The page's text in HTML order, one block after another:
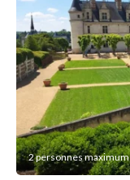
2 personnes maximum